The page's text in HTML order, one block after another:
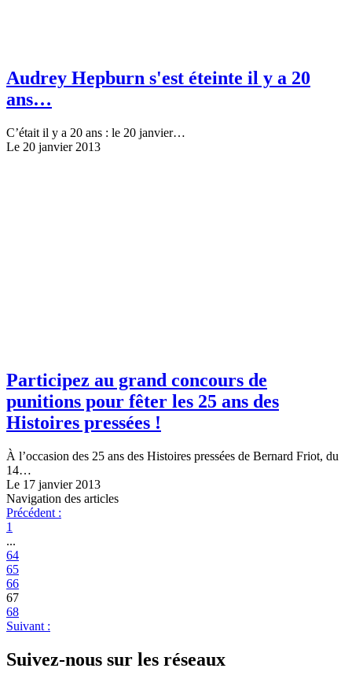
Audrey Hepburn s'est éteinte il y a 20
ans…
C’était il y a 20 ans : le 20 janvier…
Le 20 janvier 2013
Participez au grand concours de
punitions pour fêter les 25 ans des
Histoires pressées !
À l’occasion des 25 ans des Histoires pressées de Bernard Friot, du
14…
Le 17 janvier 2013
Navigation des articles
Précédent :
1
...
64
65
66
67
68
Suivant :
Suivez-nous sur les réseaux